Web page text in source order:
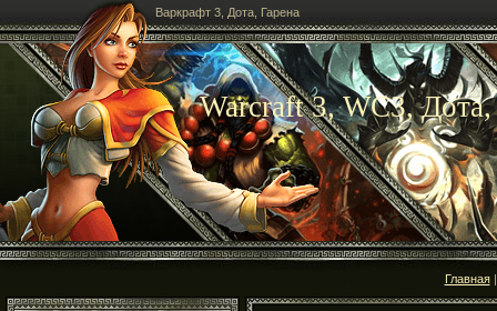
Варкрафт 3, Дота, Гарена
Warcraft 3, WC3, Дота,
Главная